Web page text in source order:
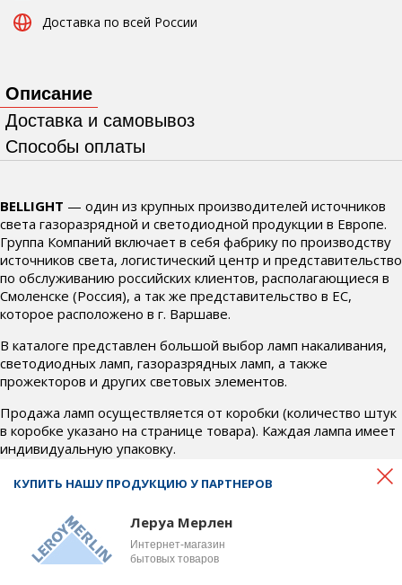
Доставка по всей России
Описание
Доставка и самовывоз
Способы оплаты
BELLIGHT — один из крупных производителей источников
света газоразрядной и светодиодной продукции в Европе.
Группа Компаний включает в себя фабрику по производству
источников света, логистический центр и представительство
по обслуживанию российских клиентов, располагающиеся в
Смоленске (Россия), а так же представительство в ЕС,
которое расположено в г. Варшаве.
В каталоге представлен большой выбор ламп накаливания,
светодиодных ламп, газоразрядных ламп, а также
прожекторов и других световых элементов.
Продажа ламп осуществляется от коробки (количество штук
в коробке указано на странице товара). Каждая лампа имеет
индивидуальную упаковку.
Если у Вас возникли вопросы по товару, условиям доставки и
или почтеoffice@bel-svet.ru. Наши менеджеры ответят на
все интересующие вопросы и подберут для вас
оптимальные условия.
КУПИТЬ НАШУ ПРОДУКЦИЮ У ПАРТНЕРОВ
Леруа Мерлен
Интернет-магазин
бытовых товаров